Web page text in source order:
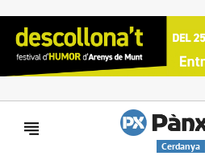
Cerdanya